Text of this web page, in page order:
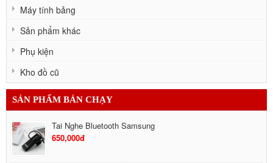
Máy tính bảng
Sản phẩm khác
Phụ kiện
Kho đồ cũ
SẢN PHẨM BÁN CHẠY
Tai Nghe Bluetooth Samsung
650,000đ